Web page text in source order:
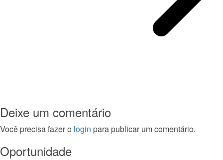
Deixe um comentário
Você precisa fazer o login para publicar um comentário.
Oportunidade